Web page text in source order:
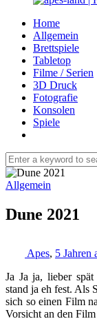
Home
Allgemein
Brettspiele
Tabletop
Filme / Serien
3D Druck
Fotografie
Konsolen
Spiele
Allgemein
Dune 2021
Apes, 5 Jahren
Ja Ja ja, lieber
stand ja eh fest. Als
sich so einen Film
Vorsicht an den